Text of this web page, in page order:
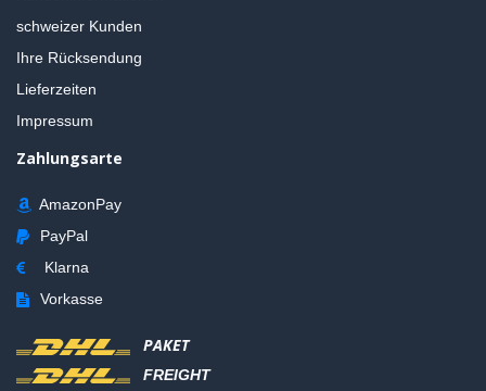
schweizer Kunden
Ihre Rücksendung
Lieferzeiten
Impressum
Zahlungsarte
AmazonPay
PayPal
Klarna
Vorkasse
PAKET
FREIGHT